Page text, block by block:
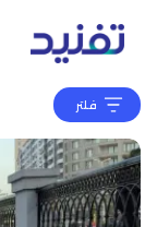
فلتر